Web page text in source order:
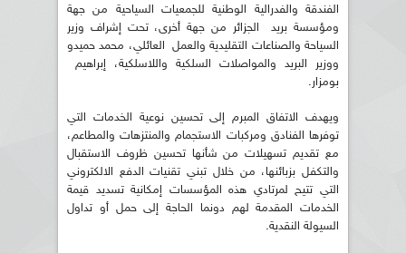
الفندقة والفدرالية الوطنية للجمعيات السياحية من جهة
ومؤسسة بريد الجزائر من جهة أخرى، تحت إشراف وزير
السياحة والصناعات التقليدية والعمل العائلي، محمد حميدو
ووزير البريد والمواصلات السلكية واللاسلكية، إبراهيم
بومزار.
ويهدف الاتفاق المبرم إلى تحسين نوعية الخدمات التي
توفرها الفنادق ومركبات الاستجمام والمنتزهات والمطاعم،
مع تقديم تسهيلات من شأنها تحسين ظروف الاستقبال
والتكفل بزبائنها، من خلال تبني تقنيات الدفع الالكتروني
التي تتيح لمرتادي هذه المؤسسات إمكانية تسديد قيمة
الخدمات المقدمة لهم دونما الحاجة إلى حمل أو تداول
السيولة النقدية.